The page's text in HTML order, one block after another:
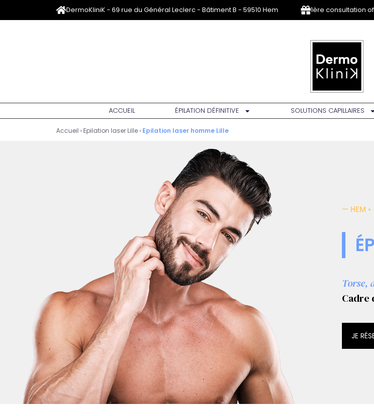
DermoKliniK - 69 rue du Général Leclerc - Bâtiment B - 59510 Hem 1ère consultation
ACCUEIL ÉPILATION DÉFINITIVE SOLUTIONS CAPILLAIRES
Accueil › Epilation laser Lille › Epilation laser homme Lille
— HEM •
Torse,
Cadre
JE